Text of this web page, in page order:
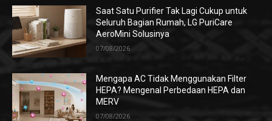
Saat Satu Purifier Tak Lagi Cukup untuk
Seluruh Bagian Rumah, LG PuriCare
AeroMini Solusinya
07/08/2026
Mengapa AC Tidak Menggunakan Filter
HEPA? Mengenal Perbedaan HEPA dan
MERV
07/08/2026